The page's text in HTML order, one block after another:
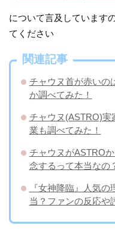
について言及しています
てください
関連記事
チャウヌ首が赤いの
か調べてみた！
チャウヌ(ASTRO)実
業も調べてみた！
チャウヌがASTRO
念するって本当なの
『女神降臨』人気
当？ファンの反応や